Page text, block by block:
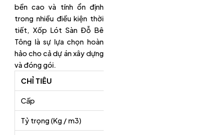
bền cao và tính ổn định
trong nhiều điều kiện thời
tiết, Xốp Lót Sàn Đỗ Bê
Tông là sự lựa chọn hoàn
hảo cho cả dự án xây dựng
và đóng gói.
CHỈ TIÊU
Cấp
Tỷ trọng (Kg / m3)